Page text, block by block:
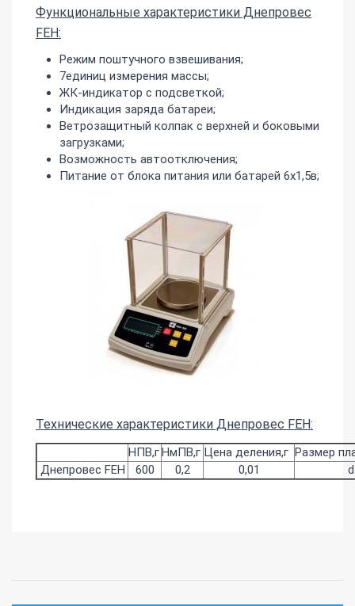
Функциональные характеристики Днепровес
FEH:
Режим поштучного взвешивания;
7единиц измерения массы;
ЖК-индикатор с подсветкой;
Индикация заряда батареи;
Ветрозащитный колпак с верхней и боковыми
загрузками;
Возможность автоотключения;
Питание от блока питания или батарей 6х1,5в;
Технические характеристики Днепровес FEH:
НПВ,гНмПВ,г Цена деления,г Размер
Днепровес FEH
600 0,2 0,01